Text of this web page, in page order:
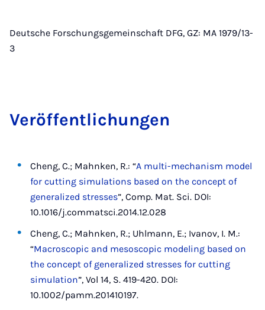
Deutsche Forschungsgemeinschaft DFG, GZ: MA 1979/13-
3
Ver­öf­fent­lichun­gen
Cheng, C.; Mahnken, R.: “A multi-mechanism model
for cutting simulations based on the concept of
generalized stresses”, Comp. Mat. Sci. DOI:
10.1016/j.commatsci.2014.12.028
Cheng, C.; Mahnken, R.; Uhlmann, E.; Ivanov, I. M.:
“Macroscopic and mesoscopic modeling based on
the concept of generalized stresses for cutting
simulation”, Vol 14, S. 419-420. DOI:
10.1002/pamm.201410197.